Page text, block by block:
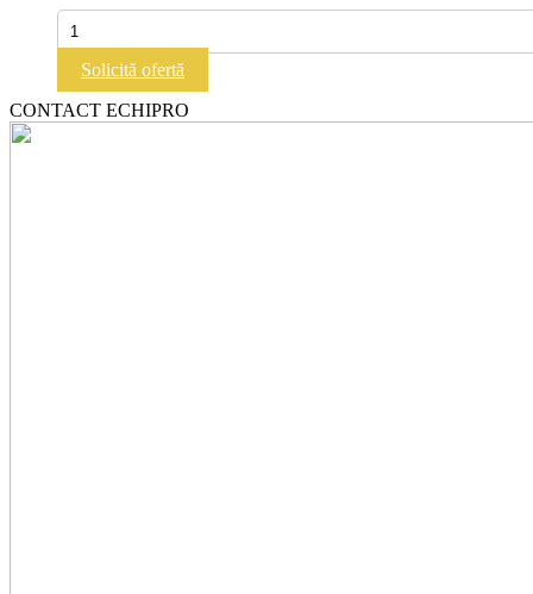
Cantitate
COMAC
TO
40M|Aspirator
Industrial
Solicită ofertă
CONTACT ECHIPRO